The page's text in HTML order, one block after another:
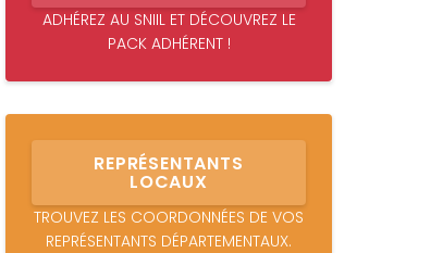
ADHÉREZ AU SNIIL ET DÉCOUVREZ LE
PACK ADHÉRENT !
REPRÉSENTANTS
LOCAUX
TROUVEZ LES COORDONNÉES DE VOS
REPRÉSENTANTS DÉPARTEMENTAUX.